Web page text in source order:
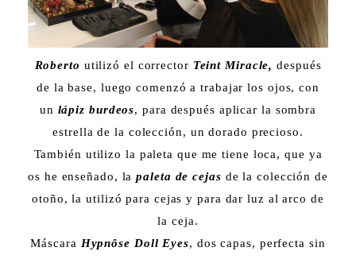
Roberto utilizó el corrector Teint Miracle, después
de la base, luego comenzó a trabajar los ojos, con
un lápiz burdeos, para después aplicar la sombra
estrella de la colección, un dorado precioso.
También utilizo la paleta que me tiene loca, que ya
os he enseñado, la paleta de cejas de la colección de
otoño, la utilizó para cejas y para dar luz al arco de
la ceja.
Máscara Hypnôse Doll Eyes, dos capas, perfecta sin